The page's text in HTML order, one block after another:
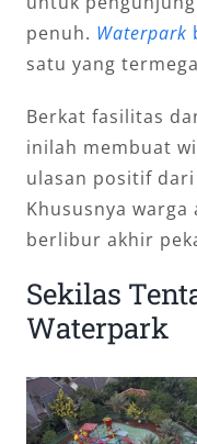
penuh. Waterpark
satu yang
Berkat fasilitas
inilah membuat
ulasan positif
Khususnya warga
berlibur akhir
Sekilas
Waterpark